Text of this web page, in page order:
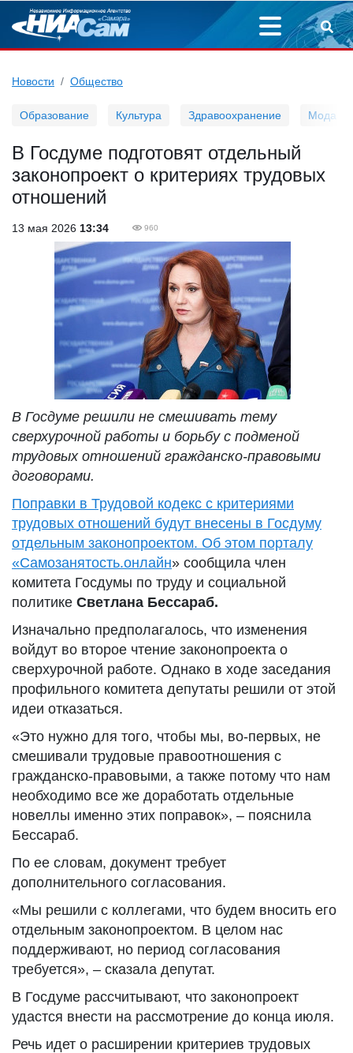
Новости Общество
Образование Культура Здравоохранение Мода
В Госдуме подготовят отдельный
законопроект о критериях трудовых
отношений
13 мая 2026 13:34 960
В Госдуме решили не смешивать тему
сверхурочной работы и борьбу с подменой
трудовых отношений гражданско-правовыми
договорами.
Поправки в Трудовой кодекс с критериями
трудовых отношений будут внесены в Госдуму
отдельным законопроектом. Об этом порталу
«Самозанятость.онлайн» сообщила член
комитета Госдумы по труду и социальной
политике Светлана Бессараб.
Изначально предполагалось, что изменения
войдут во второе чтение законопроекта о
сверхурочной работе. Однако в ходе заседания
профильного комитета депутаты решили от этой
идеи отказаться.
«Это нужно для того, чтобы мы, во-первых, не
смешивали трудовые правоотношения с
гражданско-правовыми, а также потому что нам
необходимо все же доработать отдельные
новеллы именно этих поправок», – пояснила
Бессараб.
По ее словам, документ требует
дополнительного согласования.
«Мы решили с коллегами, что будем вносить его
отдельным законопроектом. В целом нас
поддерживают, но период согласования
требуется», – сказала депутат.
В Госдуме рассчитывают, что законопроект
удастся внести на рассмотрение до конца июля.
Речь идет о расширении критериев трудовых